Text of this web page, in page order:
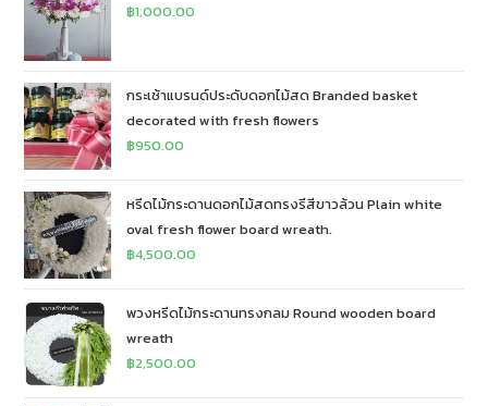
฿1,000.00
กระเช้าแบรนด์ประดับดอกไม้สด Branded basket
decorated with fresh flowers
฿950.00
หรีดไม้กระดานดอกไม้สดทรงรีสีขาวล้วน Plain white
oval fresh flower board wreath.
฿4,500.00
พวงหรีดไม้กระดานทรงกลม Round wooden board
wreath
฿2,500.00